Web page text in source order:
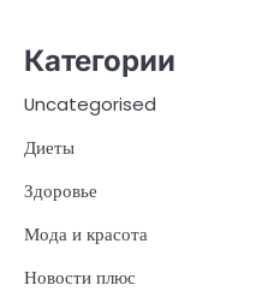
Категории
Uncategorised
Диеты
Здоровье
Мода и красота
Новости плюс